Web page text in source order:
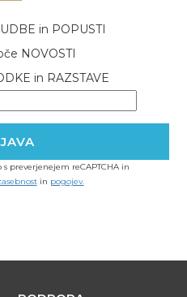
in POPUSTI
NOVOSTI
in RAZSTAVE
preverjenejem reCAPTCHA in
in pogojev.